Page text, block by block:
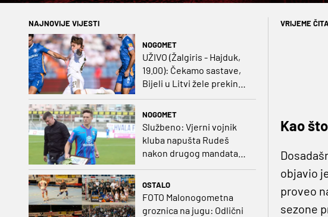
NAJNOVIJE VIJESTI
NOGOMET
UŽIVO (Žalgiris - Hajduk,
19.00): Čekamo sastave,
Bijeli u Litvi žele prekinut
NOGOMET
Službeno: Vjerni vojnik
kluba napušta Rudeš
nakon drugog mandata
OSTALO
FOTO Malonogometna
groznica na jugu: Odlični
VRIJEME
Kao
objavio
proveo
sezone